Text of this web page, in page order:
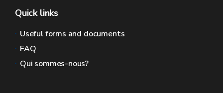
Quick links
Useful forms and documents
FAQ
Qui sommes-nous?